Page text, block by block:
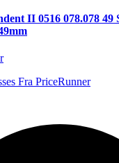
II 0516 078.078
Fra PriceRunner